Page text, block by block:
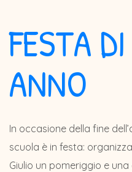
FESTA
ANNO
In occasione della fine
scuola è in festa:
Giulio un pomeriggio e una